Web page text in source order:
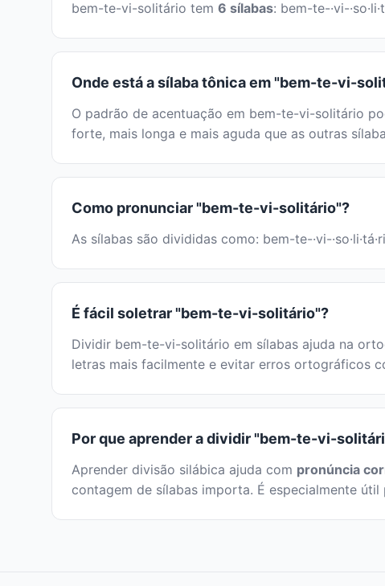
bem-te-vi-solitário tem 6 sílabas: bem-te-·vi-
Onde está a sílaba tônica em "bem-te-vi-
O padrão de acentuação em bem-te-vi-solitário
forte, mais longa e mais aguda que as outras
Como pronunciar "bem-te-vi-solitário"?
As sílabas são divididas como: bem-te-·vi-
É fácil soletrar "bem-te-vi-solitário"?
Dividir bem-te-vi-solitário em sílabas ajuda na
letras mais facilmente e evitar erros ortográficos
Por que aprender a dividir "bem-te-vi-
Aprender divisão silábica ajuda com pronúncia
contagem de sílabas importa. É especialmente